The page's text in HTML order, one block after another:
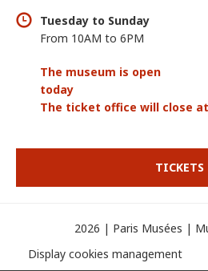
Tuesday to Sunday
From 10AM to 6PM
The museum is open
today
The ticket office will close at
TICKETS
2026 | Paris Musées |
Display cookies management